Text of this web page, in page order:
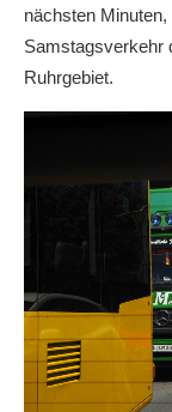
nächsten
Samstagsverkehr
Ruhrgebiet.